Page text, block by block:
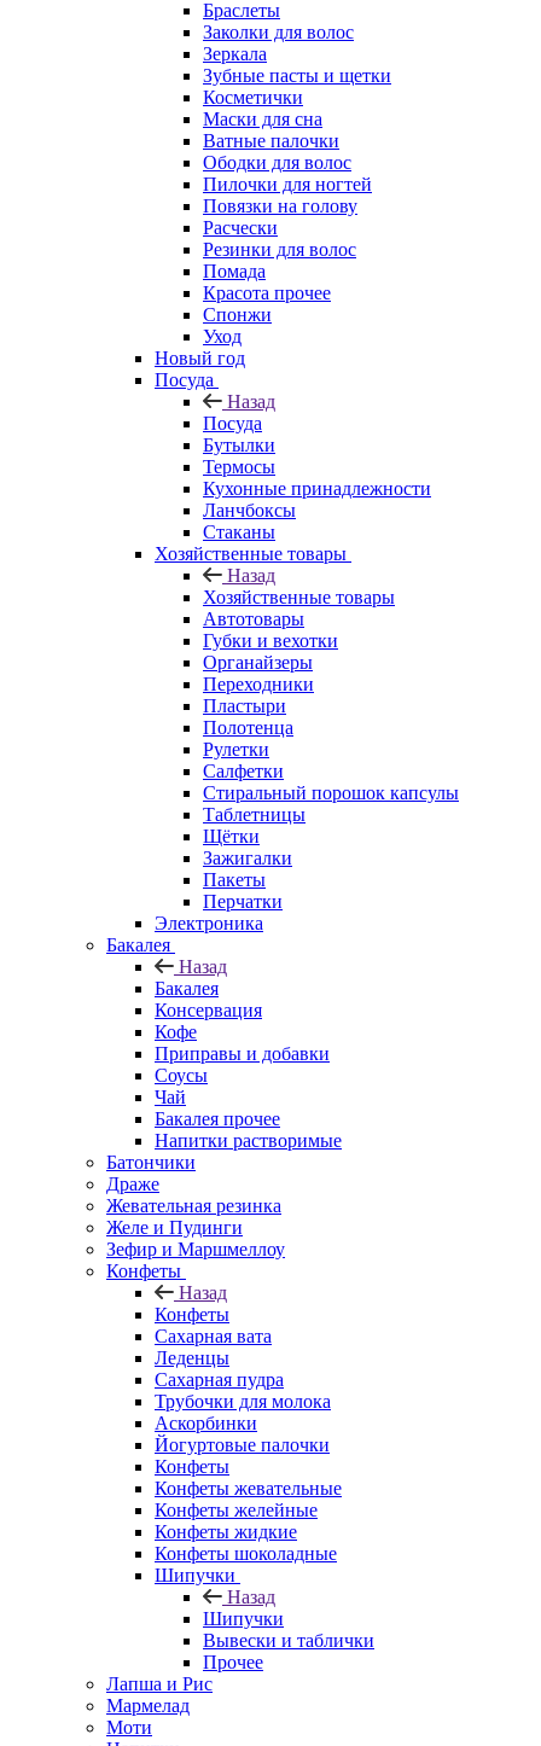
Браслеты
Заколки для волос
Зеркала
Зубные пасты и щетки
Косметички
Маски для сна
Ватные палочки
Ободки для волос
Пилочки для ногтей
Повязки на голову
Расчески
Резинки для волос
Помада
Красота прочее
Спонжи
Уход
Новый год
Посуда
Назад
Посуда
Бутылки
Термосы
Кухонные принадлежности
Ланчбоксы
Стаканы
Хозяйственные товары
Назад
Хозяйственные товары
Автотовары
Губки и вехотки
Органайзеры
Переходники
Пластыри
Полотенца
Рулетки
Салфетки
Стиральный порошок капсулы
Таблетницы
Щётки
Зажигалки
Пакеты
Перчатки
Электроника
Бакалея
Назад
Бакалея
Консервация
Кофе
Приправы и добавки
Соусы
Чай
Бакалея прочее
Напитки растворимые
Батончики
Драже
Жевательная резинка
Желе и Пудинги
Зефир и Маршмеллоу
Конфеты
Назад
Конфеты
Сахарная вата
Леденцы
Сахарная пудра
Трубочки для молока
Аскорбинки
Йогуртовые палочки
Конфеты
Конфеты жевательные
Конфеты желейные
Конфеты жидкие
Конфеты шоколадные
Шипучки
Назад
Шипучки
Вывески и таблички
Прочее
Лапша и Рис
Мармелад
Моти